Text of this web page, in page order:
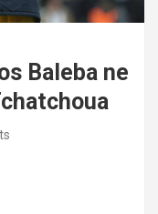
Baleba ne